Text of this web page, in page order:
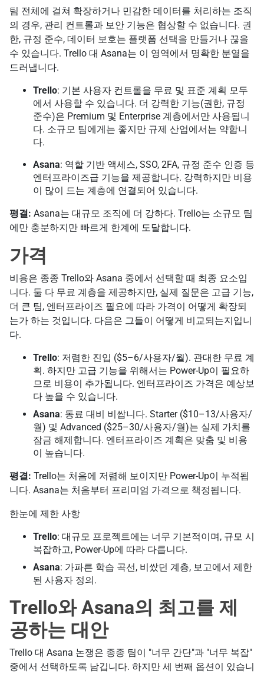
팀 전체에 걸쳐 확장하거나 민감한 데이터를 처리하는 조직
의 경우, 관리 컨트롤과 보안 기능은 협상할 수 없습니다. 권
한, 규정 준수, 데이터 보호는 플랫폼 선택을 만들거나 끊을
수 있습니다. Trello 대 Asana는 이 영역에서 명확한 분열을
드러냅니다.
Trello: 기본 사용자 컨트롤을 무료 및 표준 계획 모두
에서 사용할 수 있습니다. 더 강력한 기능(권한, 규정
준수)은 Premium 및 Enterprise 계층에서만 사용됩니
다. 소규모 팀에게는 좋지만 규제 산업에서는 약합니
다.
Asana: 역할 기반 액세스, SSO, 2FA, 규정 준수 인증 등
엔터프라이즈급 기능을 제공합니다. 강력하지만 비용
이 많이 드는 계층에 연결되어 있습니다.
평결: Asana는 대규모 조직에 더 강하다. Trello는 소규모 팀
에만 충분하지만 빠르게 한계에 도달합니다.
가격
비용은 종종 Trello와 Asana 중에서 선택할 때 최종 요소입
니다. 둘 다 무료 계층을 제공하지만, 실제 질문은 고급 기능,
더 큰 팀, 엔터프라이즈 필요에 따라 가격이 어떻게 확장되
는가 하는 것입니다. 다음은 그들이 어떻게 비교되는지입니
다.
Trello: 저렴한 진입 ($5–6/사용자/월). 관대한 무료 계
획. 하지만 고급 기능을 위해서는 Power-Up이 필요하
므로 비용이 추가됩니다. 엔터프라이즈 가격은 예상보
다 높을 수 있습니다.
Asana: 동료 대비 비쌉니다. Starter ($10–13/사용자/
월) 및 Advanced ($25–30/사용자/월)는 실제 가치를
잠금 해제합니다. 엔터프라이즈 계획은 맞춤 및 비용
이 높습니다.
평결: Trello는 처음에 저렴해 보이지만 Power-Up이 누적됩
니다. Asana는 처음부터 프리미엄 가격으로 책정됩니다.
한눈에 제한 사항
Trello: 대규모 프로젝트에는 너무 기본적이며, 규모 시
복잡하고, Power-Up에 따라 다릅니다.
Asana: 가파른 학습 곡선, 비쌌던 계층, 보고에서 제한
된 사용자 정의.
Trello와 Asana의 최고를 제
공하는 대안
Trello 대 Asana 논쟁은 종종 팀이 "너무 간단"과 "너무 복잡"
중에서 선택하도록 남깁니다. 하지만 세 번째 옵션이 있습니